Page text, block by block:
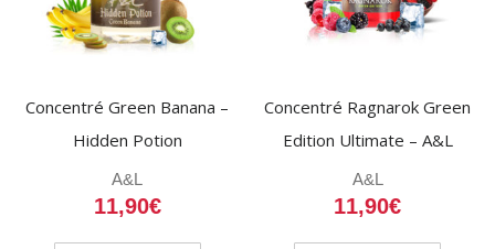
Concentré Green Banana –
Hidden Potion
A&L
11,90€
Concentré Ragnarok Green
Edition Ultimate – A&L
A&L
11,90€